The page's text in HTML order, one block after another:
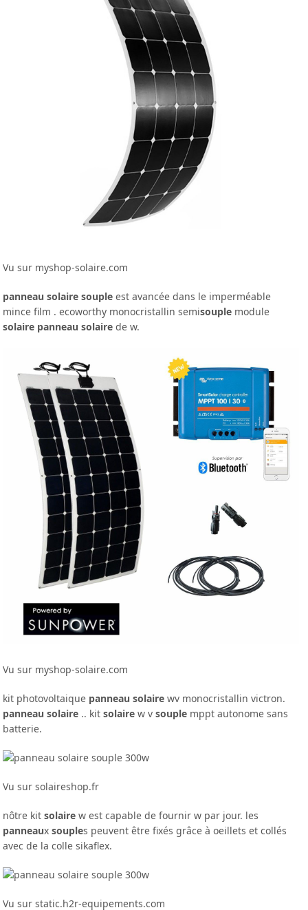
Vu sur myshop-solaire.com
panneau solaire souple est avancée dans le imperméable
mince film . ecoworthy monocristallin semisouple module
solaire panneau solaire de w.
Vu sur myshop-solaire.com
kit photovoltaique panneau solaire wv monocristallin victron.
panneau solaire .. kitsolaire w vsouple mppt autonome sans
batterie.
Vu sur solaireshop.fr
nôtre kitsolaire w est capable de fournir w par jour. les
panneauxsouples peuvent être fixés grâce à oeillets et collés
avec de la colle sikaflex.
Vu sur static.h2r-equipements.com